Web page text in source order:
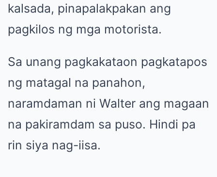
kalsada, pinapalakpakan ang
pagkilos ng mga motorista.
Sa unang pagkakataon pagkatapos
ng matagal na panahon,
naramdaman ni Walter ang magaan
na pakiramdam sa puso. Hindi pa
rin siya nag-iisa.